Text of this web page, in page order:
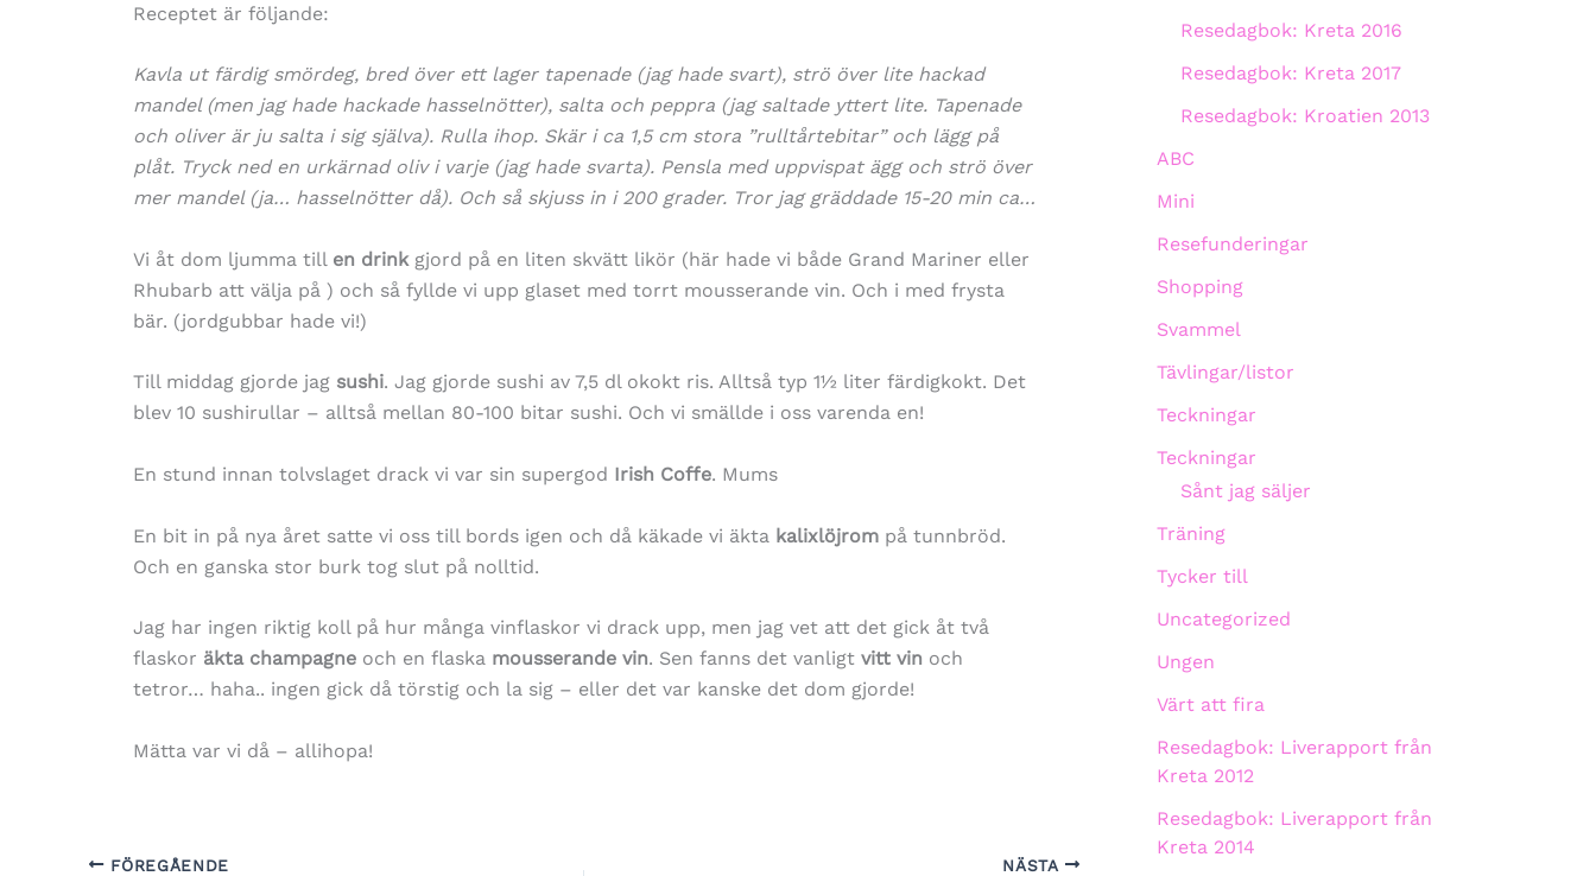
Receptet är följande:
Kavla ut färdig smördeg, bred över ett lager tapenade (jag hade svart), strö över lite hackad
mandel (men jag hade hackade hasselnötter), salta och peppra (jag saltade yttert lite. Tapenade
och oliver är ju salta i sig själva). Rulla ihop. Skär i ca 1,5 cm stora ”rulltårtebitar” och lägg på
plåt. Tryck ned en urkärnad oliv i varje (jag hade svarta). Pensla med uppvispat ägg och strö över
mer mandel (ja… hasselnötter då). Och så skjuss in i 200 grader. Tror jag gräddade 15-20 min ca…
Vi åt dom ljumma till en drinkgjord på en liten skvätt likör (här hade vi både Grand Mariner eller
Rhubarb att välja på ) och så fyllde vi upp glaset med torrt mousserande vin. Och i med frysta
bär. (jordgubbar hade vi!)
Till middag gjorde jag sushi. Jag gjorde sushi av 7,5 dl okokt ris. Alltså typ 1½ liter färdigkokt. Det
blev 10 sushirullar – alltså mellan 80-100 bitar sushi. Och vi smällde i oss varenda en!
En stund innan tolvslaget drack vi var sin supergod Irish Coffe. Mums
En bit in på nya året satte vi oss till bords igen och då käkade vi äkta kalixlöjrom på tunnbröd.
Och en ganska stor burk tog slut på nolltid.
Jag har ingen riktig koll på hur många vinflaskor vi drack upp, men jag vet att det gick åt två
flaskor äkta champagne och en flaska mousserande vin. Sen fanns det vanligt vitt vin och
tetror… haha.. ingen gick då törstig och la sig – eller det var kanske det dom gjorde!
Mätta var vi då – allihopa!
FÖREGÅENDE NÄSTA
Resedagbok: Kreta 2016
Resedagbok: Kreta 2017
Resedagbok: Kroatien 2013
ABC
Mini
Resefunderingar
Shopping
Svammel
Tävlingar/listor
Teckningar
Teckningar
Sånt jag säljer
Träning
Tycker till
Uncategorized
Ungen
Värt att fira
Resedagbok: Liverapport från
Kreta 2012
Resedagbok: Liverapport från
Kreta 2014